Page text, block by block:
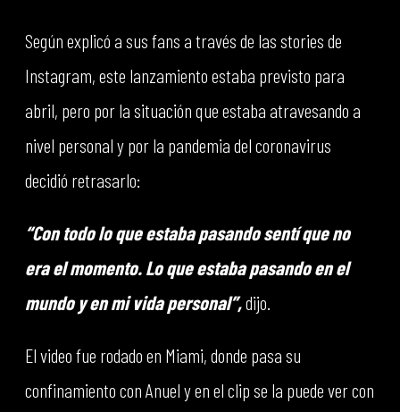
Según explicó a sus fans a través de las stories de
Instagram, este lanzamiento estaba previsto para
abril, pero por la situación que estaba atravesando a
nivel personal y por la pandemia del coronavirus
decidió retrasarlo:
“Con todo lo que estaba pasando sentí que no
era el momento. Lo que estaba pasando en el
mundo y en mi vida personal”,dijo.
El video fue rodado en Miami, donde pasa su
confinamiento con Anuel y en el clip se la puede ver con